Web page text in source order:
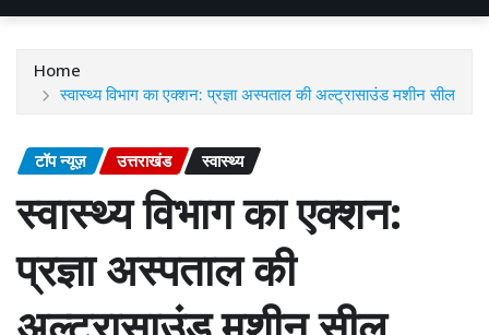
Home
स्वास्थ्य विभाग का एक्शन: प्रज्ञा अस्पताल की अल्ट्रासाउंड मशीन सील
टॉप न्यूज़ उत्तराखंड स्वास्थ्य
स्वास्थ्य विभाग का एक्शन:
प्रज्ञा अस्पताल की